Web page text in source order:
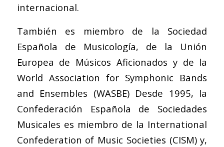
internacional.
También es miembro de la Sociedad
Española de Musicología, de la Unión
Europea de Músicos Aficionados y de la
World Association for Symphonic Bands
and Ensembles (WASBE) Desde 1995, la
Confederación Española de Sociedades
Musicales es miembro de la International
Confederation of Music Societies (CISM) y,